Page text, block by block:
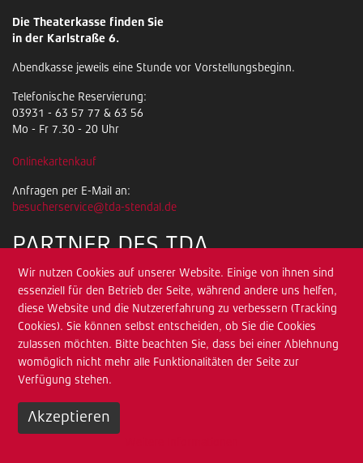
Die Theaterkasse finden Sie
in der Karlstraße 6.
Abendkasse jeweils eine Stunde vor Vorstellungsbeginn.
Telefonische Reservierung:
03931 - 63 57 77 & 63 56
Mo - Fr 7.30 - 20 Uhr
Onlinekartenkauf
Anfragen per E-Mail an:
besucherservice@tda-stendal.de
PARTNER DES TDA
Wir nutzen Cookies auf unserer Website. Einige von ihnen sind
essenziell für den Betrieb der Seite, während andere uns helfen,
diese Website und die Nutzererfahrung zu verbessern (Tracking
Cookies). Sie können selbst entscheiden, ob Sie die Cookies
zulassen möchten. Bitte beachten Sie, dass bei einer Ablehnung
womöglich nicht mehr alle Funktionalitäten der Seite zur
Verfügung stehen.
Akzeptieren